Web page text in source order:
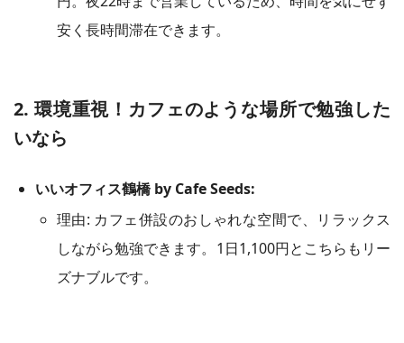
安く長時間滞在できます。
2. 環境重視！カフェのような場所で勉強した
いなら
いいオフィス鶴橋 by Cafe Seeds:
理由: カフェ併設のおしゃれな空間で、リラックス
しながら勉強できます。1日1,100円とこちらもリー
ズナブルです。